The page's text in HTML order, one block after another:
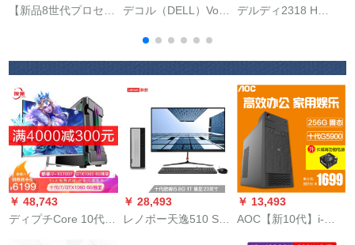
【新品8世代プロセ】
標準装備していま
デコル（DELL）Vos
商用デコプロニク当
局财务开票はWin 7シ
ミリー版）i 5-7400 G
1+128 GSカードスタ
ムに変更されまし
た。
デルディ2318 H
体/2 Gグラフティッ
￥ 48,743
ディプチCore 10代i
￥ 28,493
レノボー天逸510 Sラ
￥ 13,493
AOC【新10代】i-